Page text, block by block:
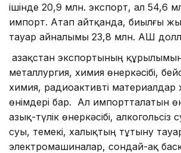
ішінде 20,9 млн. экспорт, ал 54,6
импорт. Атап айтқанда, биылғы
тауар айналымы 23,8 млн. АҚШ
Қазақстан экспортының
металлургия, химия өнеркәсібі,
химия, радиоактивті материалдар
өнімдері бар. Ал импортталатын
азық-түлік өнеркәсібі, алкогольсіз
суы, темекі, халықтың тұтыну
электромашиналар, сондай-ақ